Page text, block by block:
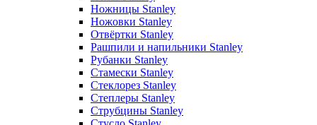
Ножницы Stanley
Ножовки Stanley
Отвёртки Stanley
Рашпили и напильники Stanley
Рубанки Stanley
Стамески Stanley
Стеклорез Stanley
Степлеры Stanley
Струбцины Stanley